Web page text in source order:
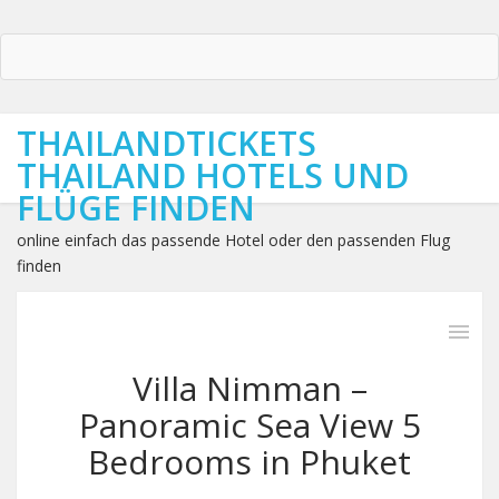
THAILANDTICKETS
THAILAND HOTELS UND
FLÜGE FINDEN
online einfach das passende Hotel oder den passenden Flug
finden
Villa Nimman –
Panoramic Sea View 5
Bedrooms in Phuket